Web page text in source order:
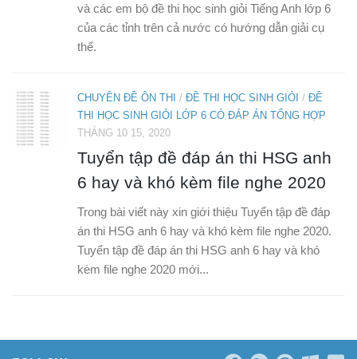
và các em bộ đề thi học sinh giỏi Tiếng Anh lớp 6
của các tỉnh trên cả nước có hướng dẫn giải cụ
thể.
CHUYÊN ĐỀ ÔN THI / ĐỀ THI HỌC SINH GIỎI / ĐỀ
THI HỌC SINH GIỎI LỚP 6 CÓ ĐÁP ÁN TỔNG HỢP
THÁNG 10 15, 2020
Tuyển tập đề đáp án thi HSG anh
6 hay và khó kèm file nghe 2020
Trong bài viết này xin giới thiệu Tuyển tập đề đáp
án thi HSG anh 6 hay và khó kèm file nghe 2020.
Tuyển tập đề đáp án thi HSG anh 6 hay và khó
kèm file nghe 2020 mới...